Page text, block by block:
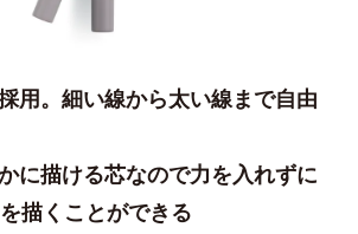
用。細い線から太い線まで自由
に描ける芯なので力を入れずに
描くことができる